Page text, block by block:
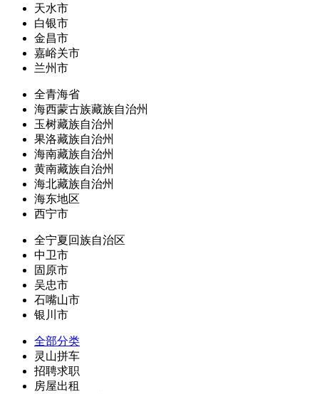
天水市
白银市
金昌市
嘉峪关市
兰州市
全青海省
海西蒙古族藏族自治州
玉树藏族自治州
果洛藏族自治州
海南藏族自治州
黄南藏族自治州
海北藏族自治州
海东地区
西宁市
全宁夏回族自治区
中卫市
固原市
吴忠市
石嘴山市
银川市
全部分类
灵山拼车
招聘求职
房屋出租